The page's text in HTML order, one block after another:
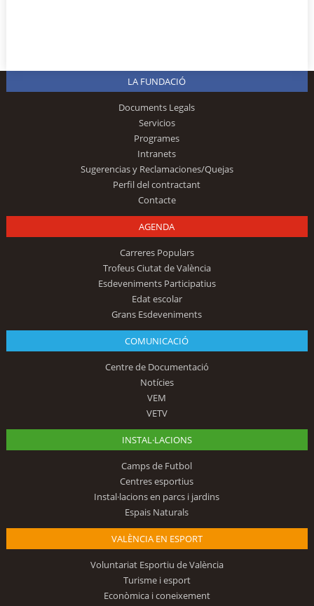
LA FUNDACIÓ
Documents Legals
Servicios
Programes
Intranets
Sugerencias y Reclamaciones/Quejas
Perfil del contractant
Contacte
AGENDA
Carreres Populars
Trofeus Ciutat de València
Esdeveniments Participatius
Edat escolar
Grans Esdeveniments
COMUNICACIÓ
Centre de Documentació
Notícies
VEM
VETV
INSTAL·LACIONS
Camps de Futbol
Centres esportius
Instal·lacions en parcs i jardins
Espais Naturals
VALÈNCIA EN ESPORT
Voluntariat Esportiu de València
Turisme i esport
Econòmica i coneixement